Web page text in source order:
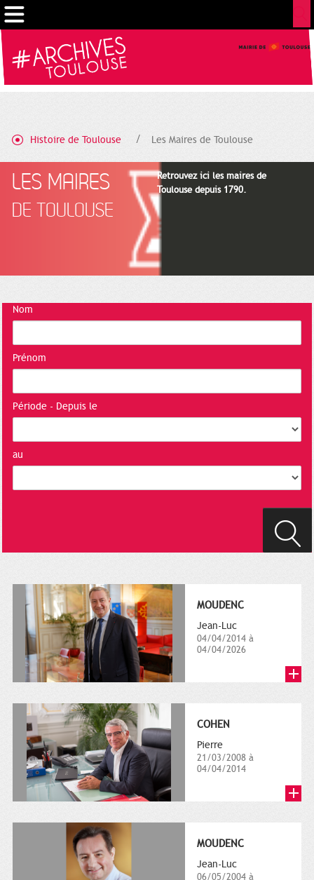
Histoire de Toulouse Les Maires de Toulouse
LES MAIRES
DE TOULOUSE
Retrouvez ici les maires de
Toulouse depuis 1790.
Nom
Prénom
Période - Depuis le
au
MOUDENC
Jean-Luc
04/04/2014 à
04/04/2026
COHEN
Pierre
21/03/2008 à
04/04/2014
MOUDENC
Jean-Luc
06/05/2004 à
Gestion de vos préférences sur les cookies